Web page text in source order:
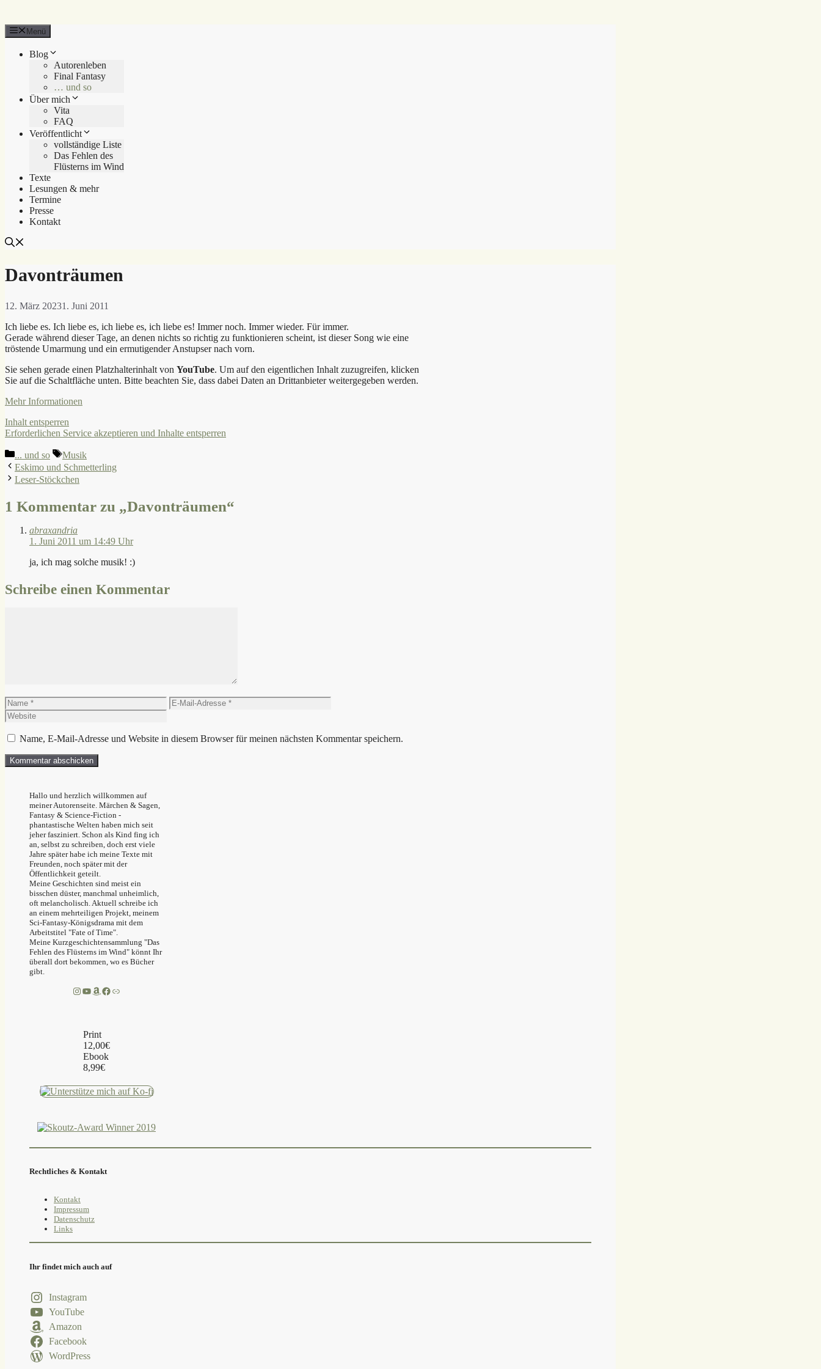
Menü
Blog
Autorenleben
Final Fantasy
… und so
Über mich
Vita
FAQ
Veröffentlicht
vollständige Liste
Das Fehlen des
Flüsterns im Wind
Texte
Lesungen & mehr
Termine
Presse
Kontakt
Davonträumen
12. März 20231. Juni 2011
Ich liebe es. Ich liebe es, ich liebe es, ich liebe es! Immer noch. Immer wieder. Für immer.
Gerade während dieser Tage, an denen nichts so richtig zu funktionieren scheint, ist dieser Song wie eine
tröstende Umarmung und ein ermutigender Anstupser nach vorn.
Sie sehen gerade einen Platzhalterinhalt von YouTube. Um auf den eigentlichen Inhalt zuzugreifen, klicken
Sie auf die Schaltfläche unten. Bitte beachten Sie, dass dabei Daten an Drittanbieter weitergegeben werden.
Mehr Informationen
Inhalt entsperren
Erforderlichen Service akzeptieren und Inhalte entsperren
Kategorien
... und so Schlagwörter
Musik
Eskimo und Schmetterling
Leser-Stöckchen
1 Kommentar zu „Davonträumen“
abraxandria
1. Juni 2011 um 14:49 Uhr
ja, ich mag solche musik! :)
Schreibe einen Kommentar
Name
E-
Mail-
Name, E-Mail-Adresse und Website in diesem Browser für meinen nächsten Kommentar speichern.
Hallo und herzlich willkommen auf
meiner Autorenseite. Märchen & Sagen,
Fantasy & Science-Fiction -
phantastische Welten haben mich seit
jeher fasziniert. Schon als Kind fing ich
an, selbst zu schreiben, doch erst viele
Jahre später habe ich meine Texte mit
Freunden, noch später mit der
Öffentlichkeit geteilt.
Meine Geschichten sind meist ein
bisschen düster, manchmal unheimlich,
oft melancholisch. Aktuell schreibe ich
an einem mehrteiligen Projekt, meinem
Sci-Fantasy-Königsdrama mit dem
Arbeitstitel "Fate of Time".
Meine Kurzgeschichtensammlung "Das
Fehlen des Flüsterns im Wind" könnt Ihr
überall dort bekommen, wo es Bücher
gibt.
Instagram
YouTube
Amazon
Facebook
Link
Print
12,00€
Ebook
8,99€
Rechtliches & Kontakt
Kontakt
Impressum
Datenschutz
Links
Ihr findet mich auch auf
Instagram
YouTube
Amazon
Facebook
WordPress